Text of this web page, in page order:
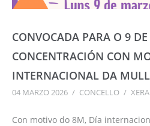
CONVOCADA PARA O 9
CONCENTRACIÓN CON
INTERNACIONAL DA
04 MARZO 2026 / CONCELLO /
Con motivo do 8M, Día